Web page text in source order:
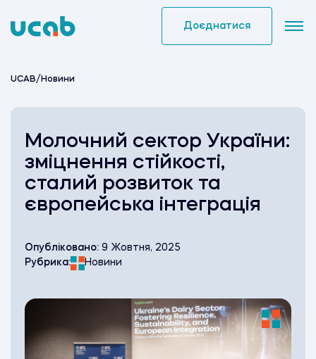
to
Доєднатися
UCAB/ Новини
Молочний сектор України:
зміцнення стійкості,
сталий розвиток та
європейська інтеграція
Опубліковано: 9 Жовтня, 2025
Рубрика:
Новини